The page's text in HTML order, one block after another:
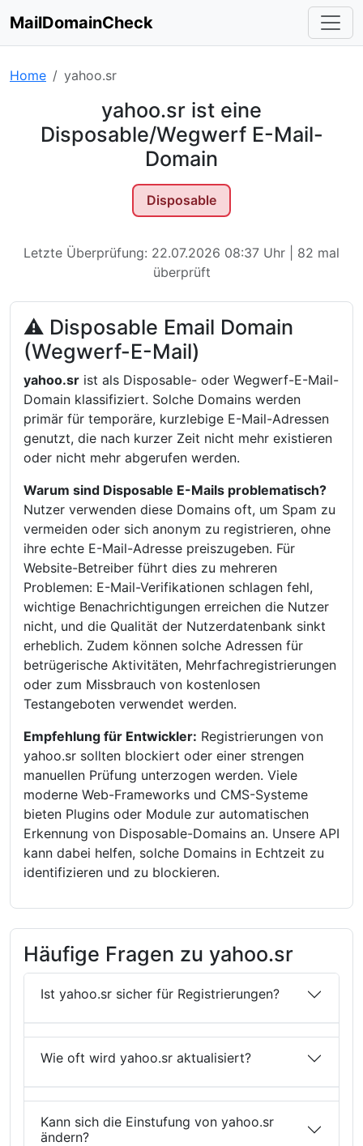
MailDomainCheck
Home yahoo.sr
yahoo.sr ist eine
Disposable/Wegwerf E-Mail-
Domain
Disposable
Letzte Überprüfung: 22.07.2026 08:37 Uhr | 82 mal
überprüft
⚠ Disposable Email Domain
(Wegwerf-E-Mail)
yahoo.sr ist als Disposable- oder Wegwerf-E-Mail-
Domain klassifiziert. Solche Domains werden
primär für temporäre, kurzlebige E-Mail-Adressen
genutzt, die nach kurzer Zeit nicht mehr existieren
oder nicht mehr abgerufen werden.
Warum sind Disposable E-Mails problematisch?
Nutzer verwenden diese Domains oft, um Spam zu
vermeiden oder sich anonym zu registrieren, ohne
ihre echte E-Mail-Adresse preiszugeben. Für
Website-Betreiber führt dies zu mehreren
Problemen: E-Mail-Verifikationen schlagen fehl,
wichtige Benachrichtigungen erreichen die Nutzer
nicht, und die Qualität der Nutzerdatenbank sinkt
erheblich. Zudem können solche Adressen für
betrügerische Aktivitäten, Mehrfachregistrierungen
oder zum Missbrauch von kostenlosen
Testangeboten verwendet werden.
Empfehlung für Entwickler: Registrierungen von
yahoo.sr sollten blockiert oder einer strengen
manuellen Prüfung unterzogen werden. Viele
moderne Web-Frameworks und CMS-Systeme
bieten Plugins oder Module zur automatischen
Erkennung von Disposable-Domains an. Unsere API
kann dabei helfen, solche Domains in Echtzeit zu
identifizieren und zu blockieren.
Häufige Fragen zu yahoo.sr
Ist yahoo.sr sicher für Registrierungen?
Wie oft wird yahoo.sr aktualisiert?
Kann sich die Einstufung von yahoo.sr
ändern?